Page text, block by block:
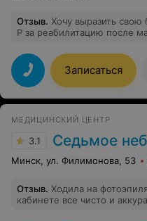
Отзыв. Хочу выразить
Р за реабилитацию после
грудная мышца. Правая
разработалась, но плечо
комплексу процедур и
период с 24.08.2023 по
восстановлена
врачу Васильевой Татьяне
доброе, внимательное и
врачу-кардиологу за
за консультацию; - всему
физио.процедурах за
индивидуальные занятия
Анатольевичу Гарцуеву за
Записаться
МЕДИЦИНСКИЙ ЦЕНТР
3.1 Седьмое
Минск, ул. Филимонова, 53
Отзыв. Ходила на фотоэпиляцию
кабинете все чисто и